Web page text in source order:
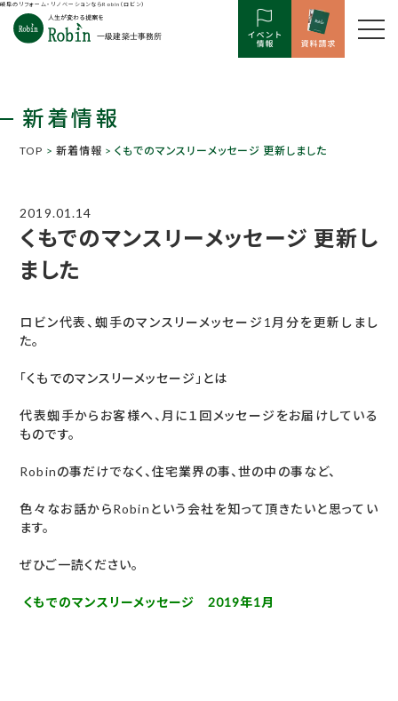
岐阜のリフォーム・リノベーションならRobin（ロビン）
新着情報
TOP > 新着情報 > くもでのマンスリーメッセージ 更新しました
2019.01.14
くもでのマンスリーメッセージ 更新し
ました
ロビン代表、蜘手のマンスリーメッセージ1月分を更新しまし
た。
「くもでのマンスリーメッセージ」とは
代表蜘手からお客様へ、月に１回メッセージをお届けしている
ものです。
Robinの事だけでなく、住宅業界の事、世の中の事など、
色々なお話からRobinという会社を知って頂きたいと思ってい
ます。
ぜひご一読ください。
くもでのマンスリーメッセージ 2019年1月